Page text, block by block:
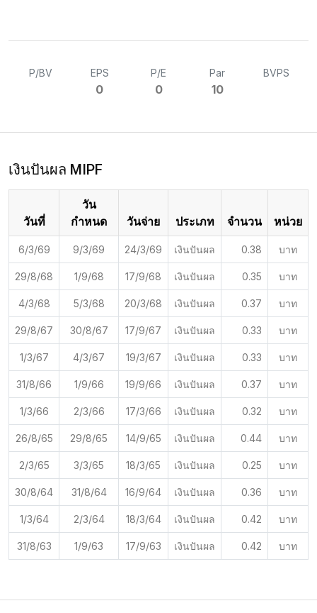
P/BV EPS
0
P/E
0
Par
10
BVPS
เงินปันผล MIPF
วันที่
วัน
กำหนด
วันจ่าย ประเภท จำนวน หน่วย
6/3/69 9/3/69 24/3/69 เงินปันผล 0.38 บาท
29/8/68 1/9/68 17/9/68 เงินปันผล 0.35 บาท
4/3/68 5/3/68 20/3/68 เงินปันผล 0.37 บาท
29/8/67 30/8/67 17/9/67 เงินปันผล 0.33 บาท
1/3/67 4/3/67 19/3/67 เงินปันผล 0.33 บาท
31/8/66 1/9/66 19/9/66 เงินปันผล 0.37 บาท
1/3/66 2/3/66 17/3/66 เงินปันผล 0.32 บาท
26/8/65 29/8/65 14/9/65 เงินปันผล 0.44 บาท
2/3/65 3/3/65 18/3/65 เงินปันผล 0.25 บาท
30/8/64 31/8/64 16/9/64 เงินปันผล 0.36 บาท
1/3/64 2/3/64 18/3/64 เงินปันผล 0.42 บาท
31/8/63 1/9/63 17/9/63 เงินปันผล 0.42 บาท